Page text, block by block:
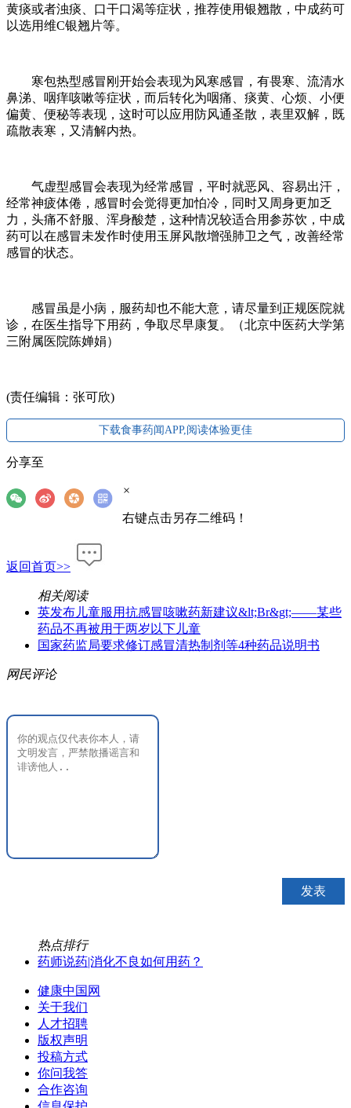
黄痰或者浊痰、口干口渴等症状，推荐使用银翘散，中成药可
以选用维C银翘片等。
寒包热型感冒刚开始会表现为风寒感冒，有畏寒、流清水
鼻涕、咽痒咳嗽等症状，而后转化为咽痛、痰黄、心烦、小便
偏黄、便秘等表现，这时可以应用防风通圣散，表里双解，既
疏散表寒，又清解内热。
气虚型感冒会表现为经常感冒，平时就恶风、容易出汗，
经常神疲体倦，感冒时会觉得更加怕冷，同时又周身更加乏
力，头痛不舒服、浑身酸楚，这种情况较适合用参苏饮，中成
药可以在感冒未发作时使用玉屏风散增强肺卫之气，改善经常
感冒的状态。
感冒虽是小病，服药却也不能大意，请尽量到正规医院就
诊，在医生指导下用药，争取尽早康复。（北京中医药大学第
三附属医院陈婵娟）
(责任编辑：张可欣)
下载食事药闻APP,阅读体验更佳
分享至
×
右键点击另存二维码！
返回首页>>
相关阅读
英发布儿童服用抗感冒咳嗽药新建议&lt;Br&gt;——某些
药品不再被用于两岁以下儿童
国家药监局要求修订感冒清热制剂等4种药品说明书
网民评论
热点排行
药师说药|消化不良如何用药？
健康中国网
关于我们
人才招聘
版权声明
投稿方式
你问我答
合作咨询